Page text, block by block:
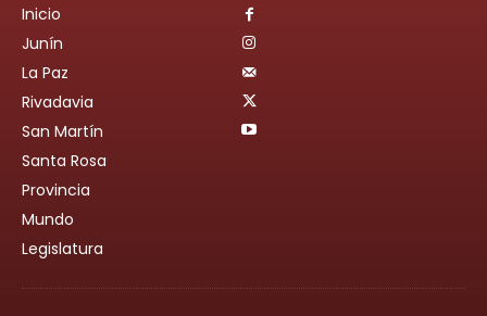
Inicio
Junín
La Paz
Rivadavia
San Martín
Santa Rosa
Provincia
Mundo
Legislatura